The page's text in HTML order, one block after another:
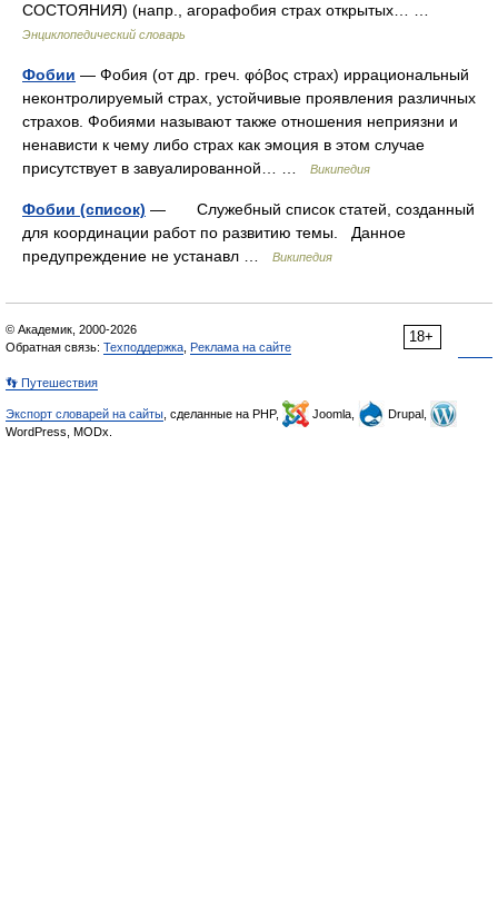
СОСТОЯНИЯ) (напр., агорафобия страх открытых… …
Энциклопедический словарь
Фобии — Фобия (от др. греч. φόβος страх) иррациональный
неконтролируемый страх, устойчивые проявления различных
страхов. Фобиями называют также отношения неприязни и
ненависти к чему либо страх как эмоция в этом случае
присутствует в завуалированной… …
Википедия
Фобии (список) — Служебный список статей, созданный
для координации работ по развитию темы. Данное
предупреждение не устанавл …
Википедия
18+
© Академик, 2000-2026
Обратная связь: Техподдержка Реклама на сайте
👣 Путешествия
Экспорт словарей на сайты , сделанные на PHP, Joomla,
Drupal,
WordPress, MODx.